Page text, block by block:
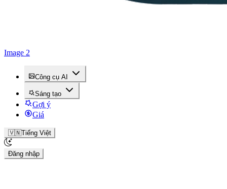
Image 2
Công cụ AI
Sáng tạo
Gợi ý
Giá
🇻🇳Tiếng Việt
Đăng nhập